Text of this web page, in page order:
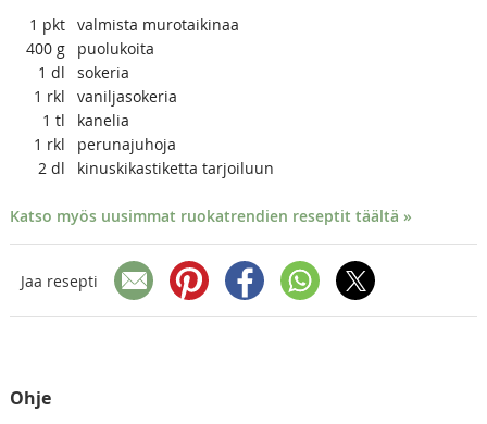
1 pkt valmista murotaikinaa
400 g
puolukoita
1 dl
sokeria
1 rkl
vaniljasokeria
1 tl
kanelia
1 rkl
perunajuhoja
2 dl kinuskikastiketta tarjoiluun
Katso myös uusimmat ruokatrendien reseptit täältä »
Jaa resepti
Ohje